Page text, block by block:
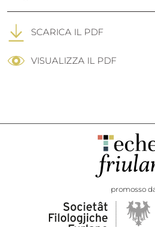
SCARICA IL PDF
VISUALIZZA IL PDF
promosso